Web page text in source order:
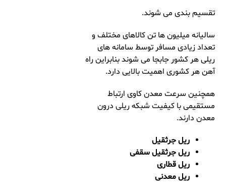
تقسیم بندی می شوند.
سالیانه میلیون ها تن کالاهای مختلف و
تعداد زیادی مسافر توسط سامانه های
ریلی هر کشور جابجا می شوند بنابراین راه
آهن هر کشوری اهمیت بالایی دارد.
همچنین سرعت معدن کاوی ارتباط
مستقیمی با کیفیت شبکه ریلی درون
معدن دارند.
ریل جرثقیل
ریل جرثقیل سقفی
ریل قطاری
ریل معدنی